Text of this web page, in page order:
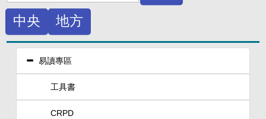
中央
地方
易讀專區
工具書
CRPD